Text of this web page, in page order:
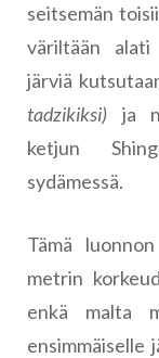
seitsemän
väriltään alati
järviä
tadzikiksi) ja
ketjun
sydämessä.
Tämä
metrin
enkä malta
ensimmäiselle